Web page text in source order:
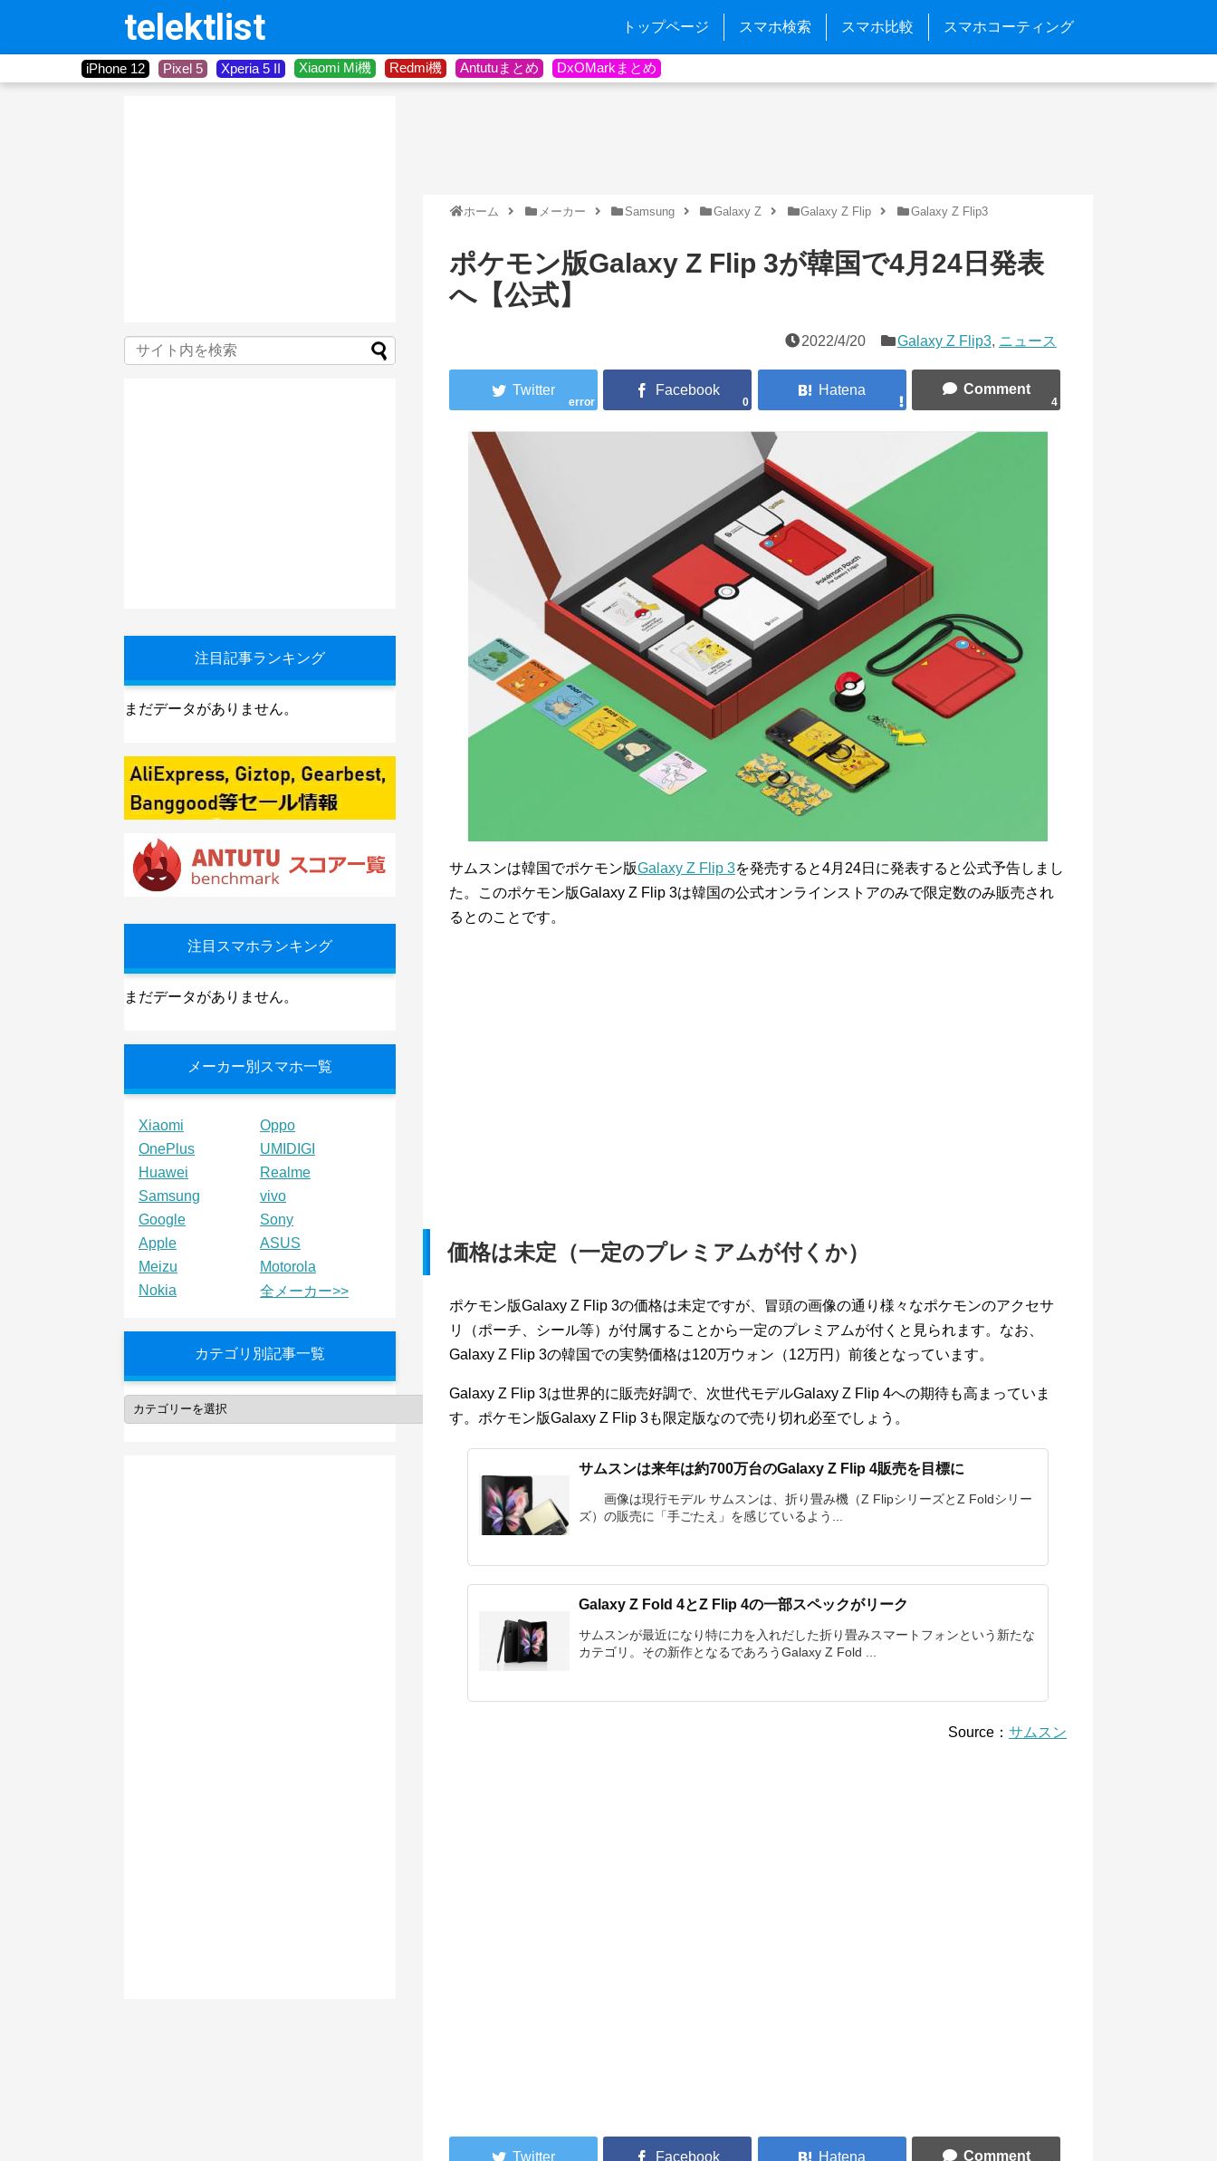
telektlist トップページ スマホ検索 スマホ比較 スマホコーティング
iPhone 12 Pixel 5 Xperia 5 II Xiaomi Mi機 Redmi機 Antutuまとめ DxOMarkまとめ
ホーム メーカー Samsung Galaxy Z Galaxy Z Flip Galaxy Z Flip3
ポケモン版Galaxy Z Flip 3が韓国で4月24日発表
へ【公式】
2022/4/20 Galaxy Z Flip3, ニュース
error 0 4
サムスンは韓国でポケモン版Galaxy Z Flip 3を発売すると4月24日に発表すると公式予告しまし
た。このポケモン版Galaxy Z Flip 3は韓国の公式オンラインストアのみで限定数のみ販売され
るとのことです。
価格は未定（一定のプレミアムが付くか）
ポケモン版Galaxy Z Flip 3の価格は未定ですが、冒頭の画像の通り様々なポケモンのアクセサ
リ（ポーチ、シール等）が付属することから一定のプレミアムが付くと見られます。なお、
Galaxy Z Flip 3の韓国での実勢価格は120万ウォン（12万円）前後となっています。
Galaxy Z Flip 3は世界的に販売好調で、次世代モデルGalaxy Z Flip 4への期待も高まっていま
す。ポケモン版Galaxy Z Flip 3も限定版なので売り切れ必至でしょう。
サムスンは来年は約700万台のGalaxy Z Flip 4販売を目標に
画像は現行モデル サムスンは、折り畳み機（Z FlipシリーズとZ Foldシリー
ズ）の販売に「手ごたえ」を感じているよう...
Galaxy Z Fold 4とZ Flip 4の一部スペックがリーク
サムスンが最近になり特に力を入れだした折り畳みスマートフォンという新たな
カテゴリ。その新作となるであろうGalaxy Z Fold ...
Source： サムスン
注目記事ランキング
まだデータがありません。
注目スマホランキング
まだデータがありません。
メーカー別スマホ一覧
Xiaomi
Oppo
OnePlus
UMIDIGI
Huawei
Realme
Samsung
vivo
Google
Sony
Apple
ASUS
Meizu
Motorola
Nokia
全メーカー>>
カテゴリ別記事一覧